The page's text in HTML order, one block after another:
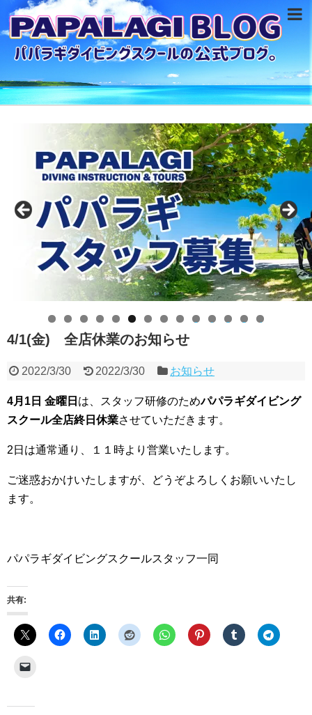
0 1 2 3 4
4/1(金) 全店休業のお知らせ
2022/3/30 2022/3/30 お知らせ
4月1日 金曜日 は、スタッフ研修のためパパラギダイビング
スクール全店終日休業させていただきます。
2日は通常通り、１１時より営業いたします。
ご迷惑おかけいたしますが、どうぞよろしくお願いいたし
ます。
パパラギダイビングスクールスタッフ一同
共有: